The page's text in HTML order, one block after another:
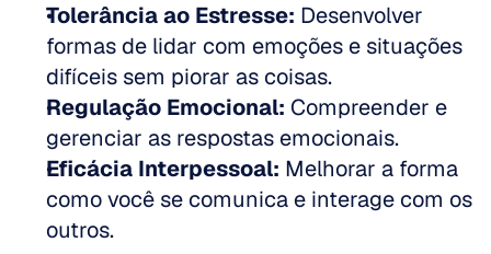
Tolerância ao Estresse: Desenvolver
formas de lidar com emoções e situações
difíceis sem piorar as coisas.
Regulação Emocional: Compreender e
gerenciar as respostas emocionais.
Eficácia Interpessoal: Melhorar a forma
como você se comunica e interage com os
outros.